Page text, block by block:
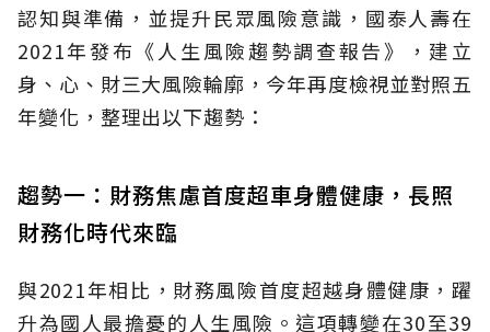
認知與準備，並提升民眾風險意識，國泰人壽在
2021年發布《人生風險趨勢調查報告》，建立
身、心、財三大風險輪廓，今年再度檢視並對照五
年變化，整理出以下趨勢：
趨勢一：財務焦慮首度超車身體健康，長照
財務化時代來臨
與2021年相比，財務風險首度超越身體健康，躍
升為國人最擔憂的人生風險。這項轉變在30至39